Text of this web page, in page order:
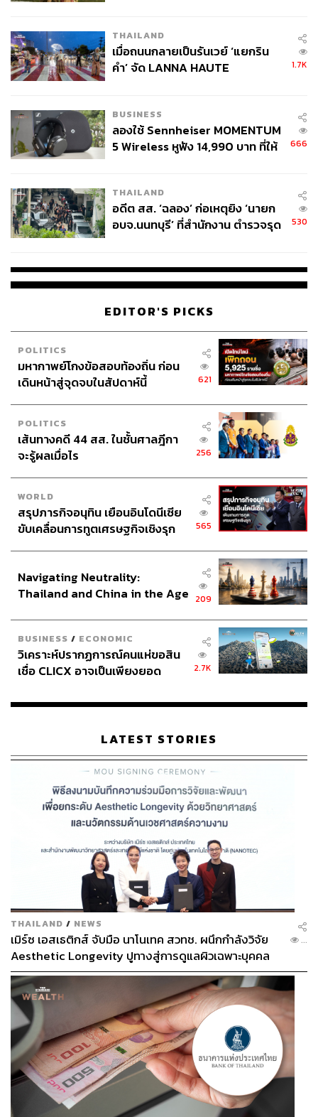
THAILAND
เมื่อถนนกลายเป็นรันเวย์ ‘แยกริน
คำ’ จัด LANNA HAUTE
1.7K
BUSINESS
ลองใช้ Sennheiser MOMENTUM
5 Wireless หูฟัง 14,990 บาท ที่ให้
666
THAILAND
อดีต สส. ‘ฉลอง’ ก่อเหตุยิง ‘นายก
อบจ.นนทบุรี’ ที่สำนักงาน ตำรวจรุด
530
EDITOR'S PICKS
POLITICS
มหากาพย์โกงข้อสอบท้องถิ่น ก่อน
เดินหน้าสู่จุดจบในสัปดาห์นี้
621
POLITICS
เส้นทางคดี 44 สส. ในชั้นศาลฎีกา
จะรู้ผลเมื่อไร
256
WORLD
สรุปภารกิจอนุทิน เยือนอินโดนีเซีย
ขับเคลื่อนการทูตเศรษฐกิจเชิงรุก
565
Navigating Neutrality:
Thailand and China in the Age
209
BUSINESS / ECONOMIC
วิเคราะห์ปรากฏการณ์คนแห่ขอสิน
เชื่อ CLICX อาจเป็นเพียงยอด
เรือนไทยที่ถูกซุกไว้
2.7K
LATEST STORIES
THAILAND / NEWS
เมิร์ซ เอสเธติกส์ จับมือ นาโนเทค สวทช. ผนึกกำลังวิจัย
Aesthetic Longevity ปูทางสู่การดูแลผิวเฉพาะบุคคล
[PR NEWS]
...